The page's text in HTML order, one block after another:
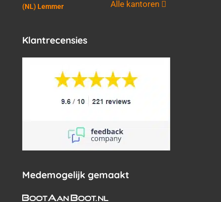
(NL) Lemmer
Alle kantoren
Klantrecensies
Medemogelijk gemaakt